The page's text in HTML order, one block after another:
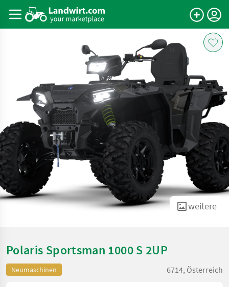
weitere
Polaris Sportsman 1000 S 2UP
Neumaschinen 6714, Österreich